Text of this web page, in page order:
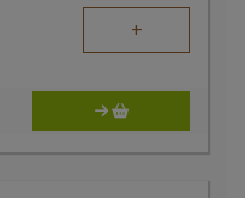
+